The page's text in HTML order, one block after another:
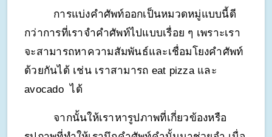
การแบ่งคำศัพท์ออกเป็นหมวดหมู่แบบนี้ดี
กว่าการที่เราจำคำศัพท์ไปแบบเรื่อย ๆ เพราะเรา
จะสามารถหาความสัมพันธ์และเชื่อมโยงคำศัพท์
ด้วยกันได้ เช่น เราสามารถ eat pizza และ
avocado  ได้
จากนั้นให้เราหารูปภาพที่เกี่ยวข้องหรือ